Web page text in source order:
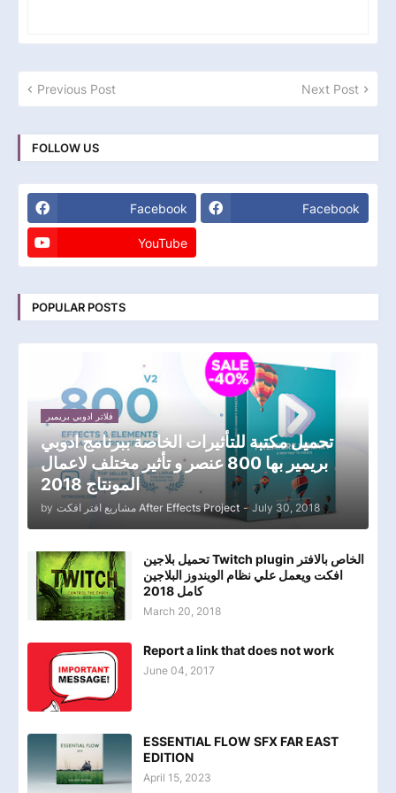
Previous Post Next Post
FOLLOW US
Facebook Facebook
YouTube
POPULAR POSTS
فلاتر ادوبي بريمير
تحميل مكتبة للتأثيرات الخاصة ببرنامج ادوبي
بريمير بها 800 عنصر و تأثير مختلف لاعمال
المونتاج 2018
by مشاريع افتر افكت After Effects Project - July 30, 2018
تحميل بلاجين Twitch plugin الخاص بالافتر
افكت ويعمل علي نظام الويندوز البلاجين
كامل 2018
March 20, 2018
Report a link that does not work
June 04, 2017
ESSENTIAL FLOW SFX FAR EAST
EDITION
April 15, 2023